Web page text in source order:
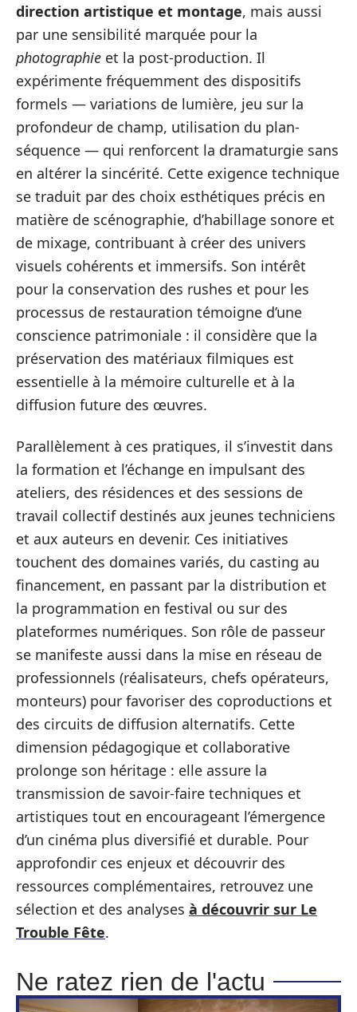
direction artistique et montage, mais aussi
par une sensibilité marquée pour la
photographie et la post-production. Il
expérimente fréquemment des dispositifs
formels — variations de lumière, jeu sur la
profondeur de champ, utilisation du plan-
séquence — qui renforcent la dramaturgie sans
en altérer la sincérité. Cette exigence technique
se traduit par des choix esthétiques précis en
matière de scénographie, d’habillage sonore et
de mixage, contribuant à créer des univers
visuels cohérents et immersifs. Son intérêt
pour la conservation des rushes et pour les
processus de restauration témoigne d’une
conscience patrimoniale : il considère que la
préservation des matériaux filmiques est
essentielle à la mémoire culturelle et à la
diffusion future des œuvres.
Parallèlement à ces pratiques, il s’investit dans
la formation et l’échange en impulsant des
ateliers, des résidences et des sessions de
travail collectif destinés aux jeunes techniciens
et aux auteurs en devenir. Ces initiatives
touchent des domaines variés, du casting au
financement, en passant par la distribution et
la programmation en festival ou sur des
plateformes numériques. Son rôle de passeur
se manifeste aussi dans la mise en réseau de
professionnels (réalisateurs, chefs opérateurs,
monteurs) pour favoriser des coproductions et
des circuits de diffusion alternatifs. Cette
dimension pédagogique et collaborative
prolonge son héritage : elle assure la
transmission de savoir-faire techniques et
artistiques tout en encourageant l’émergence
d’un cinéma plus diversifié et durable. Pour
approfondir ces enjeux et découvrir des
ressources complémentaires, retrouvez une
sélection et des analyses à découvrir sur Le
Trouble Fête.
Ne ratez rien de l'actu